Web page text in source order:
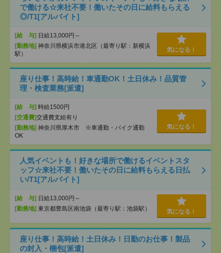
で働ける☆来社不要！働いたその日に給料もらえる
◎/T1[アルバイト]
[給 与] 日給13,000円～
[勤務地] 神奈川県横浜市港北区（最寄り駅：新横浜
駅）
気になる！
座り仕事！高時給！車通勤OK！土日休み！品質管
理・検査業務[派遣]
[給 与] 時給1500円
[交通費]交通費支給有り
[勤務地] 神奈川県厚木市 ※車通勤・バイク通勤
OK
気になる！
人気イベントも！好きな場所で働けるイベントスタ
ッフ☆来社不要！働いたその日に給料もらえる日払
い/T1[アルバイト]
[給 与] 日給13,000円～
[勤務地] 東京都豊島区南池袋（最寄り駅：池袋駅） 気になる！
座り仕事！高時給！土日休み！日勤のお仕事！製品
の封入・梱包[派遣]